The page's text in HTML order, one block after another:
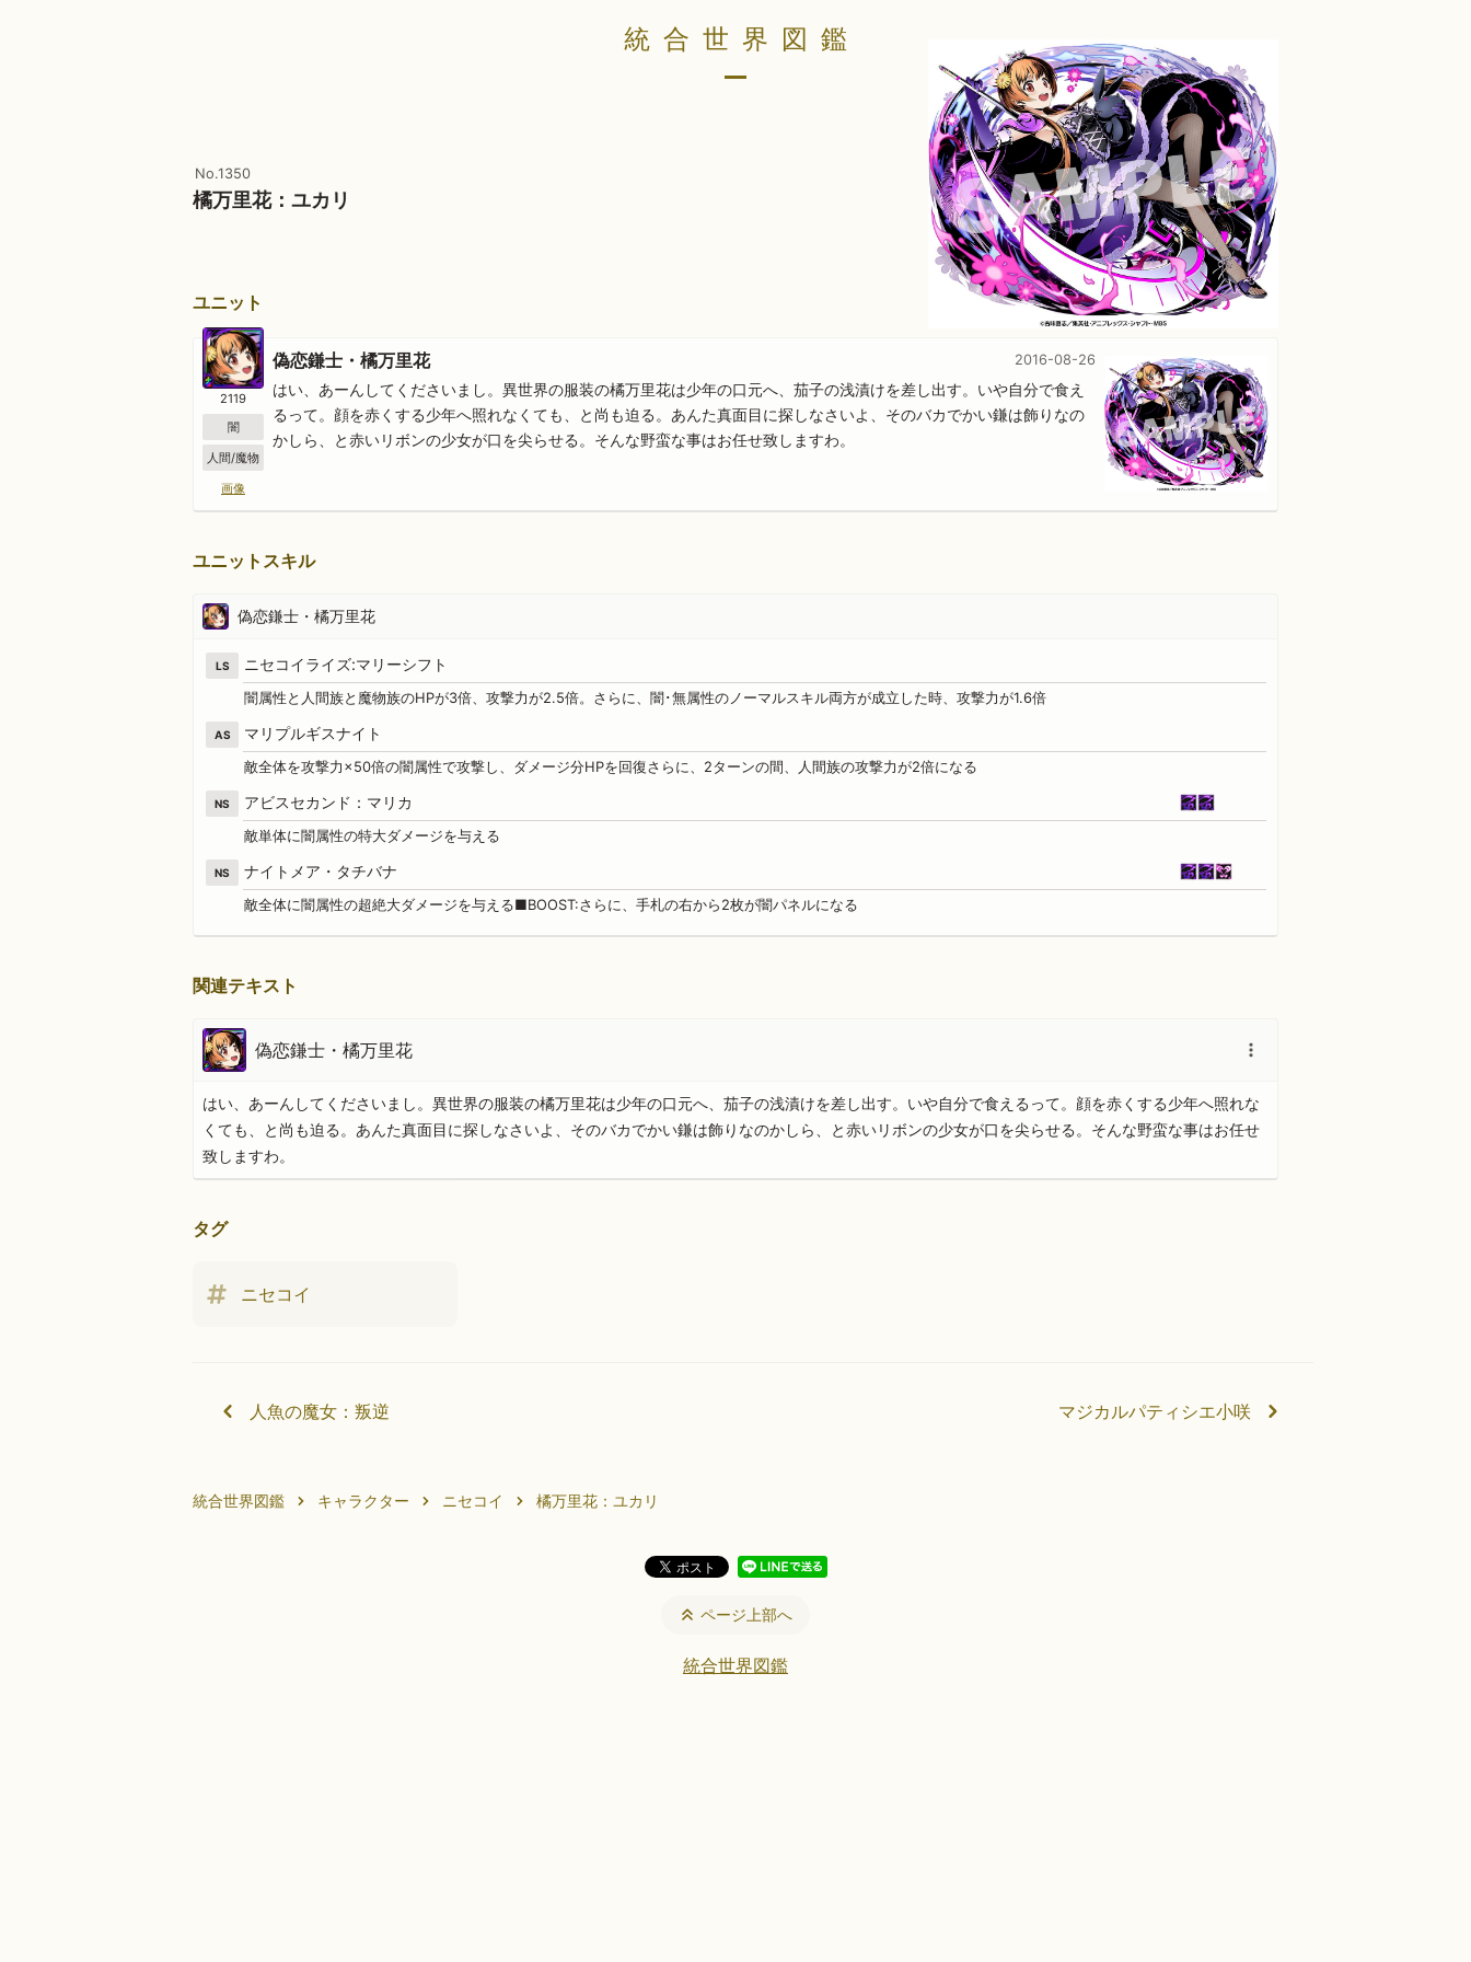
統合世界図鑑
No.1350
橘万里花：ユカリ
ユニット
2119
闇
人間/魔物
画像
偽恋鎌士・橘万里花 2016-08-26
はい、あーんしてくださいまし。異世界の服装の橘万里花は少年の口元へ、茄子の浅漬けを差し出す。いや自分で食え
るって。顔を赤くする少年へ照れなくても、と尚も迫る。あんた真面目に探しなさいよ、そのバカでかい鎌は飾りなの
かしら、と赤いリボンの少女が口を尖らせる。そんな野蛮な事はお任せ致しますわ。
ユニットスキル
偽恋鎌士・橘万里花
LS ニセコイライズ:マリーシフト
闇属性と人間族と魔物族のHPが3倍、攻撃力が2.5倍。さらに、闇･無属性のノーマルスキル両方が成立した時、攻撃力が1.6倍
AS マリプルギスナイト
敵全体を攻撃力×50倍の闇属性で攻撃し、ダメージ分HPを回復さらに、2ターンの間、人間族の攻撃力が2倍になる
NS アビスセカンド：マリカ
敵単体に闇属性の特大ダメージを与える
NS ナイトメア・タチバナ
敵全体に闇属性の超絶大ダメージを与える■BOOST:さらに、手札の右から2枚が闇パネルになる
関連テキスト
偽恋鎌士・橘万里花
はい、あーんしてくださいまし。異世界の服装の橘万里花は少年の口元へ、茄子の浅漬けを差し出す。いや自分で食えるって。顔を赤くする少年へ照れな
くても、と尚も迫る。あんた真面目に探しなさいよ、そのバカでかい鎌は飾りなのかしら、と赤いリボンの少女が口を尖らせる。そんな野蛮な事はお任せ
致しますわ。
タグ
ニセコイ
人魚の魔女：叛逆 マジカルパティシエ小咲
統合世界図鑑 キャラクター ニセコイ 橘万里花：ユカリ
ページ上部へ
統合世界図鑑